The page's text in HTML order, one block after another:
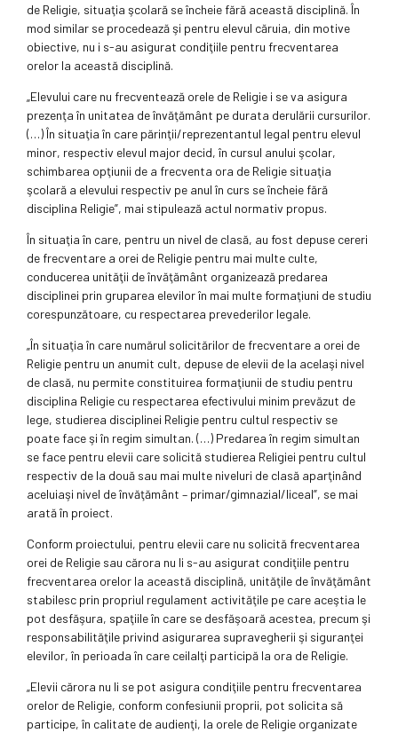
de Religie, situaţia şcolară se încheie fără această disciplină. În
mod similar se procedează şi pentru elevul căruia, din motive
obiective, nu i s-au asigurat condiţiile pentru frecventarea
orelor la această disciplină.
„Elevului care nu frecventează orele de Religie i se va asigura
prezenţa în unitatea de învăţământ pe durata derulării cursurilor.
(…) În situaţia în care părinţii/reprezentantul legal pentru elevul
minor, respectiv elevul major decid, în cursul anului şcolar,
schimbarea opţiunii de a frecventa ora de Religie situaţia
şcolară a elevului respectiv pe anul în curs se încheie fără
disciplina Religie”, mai stipulează actul normativ propus.
În situaţia în care, pentru un nivel de clasă, au fost depuse cereri
de frecventare a orei de Religie pentru mai multe culte,
conducerea unităţii de învăţământ organizează predarea
disciplinei prin gruparea elevilor în mai multe formaţiuni de studiu
corespunzătoare, cu respectarea prevederilor legale.
„În situaţia în care numărul solicitărilor de frecventare a orei de
Religie pentru un anumit cult, depuse de elevii de la acelaşi nivel
de clasă, nu permite constituirea formaţiunii de studiu pentru
disciplina Religie cu respectarea efectivului minim prevăzut de
lege, studierea disciplinei Religie pentru cultul respectiv se
poate face şi în regim simultan. (…) Predarea în regim simultan
se face pentru elevii care solicită studierea Religiei pentru cultul
respectiv de la două sau mai multe niveluri de clasă aparţinând
aceluiaşi nivel de învăţământ – primar/gimnazial/liceal”, se mai
arată în proiect.
Conform proiectului, pentru elevii care nu solicită frecventarea
orei de Religie sau cărora nu li s-au asigurat condiţiile pentru
frecventarea orelor la această disciplină, unităţile de învăţământ
stabilesc prin propriul regulament activităţile pe care aceştia le
pot desfăşura, spaţiile în care se desfăşoară acestea, precum şi
responsabilităţile privind asigurarea supravegherii şi siguranţei
elevilor, în perioada în care ceilalţi participă la ora de Religie.
„Elevii cărora nu li se pot asigura condiţiile pentru frecventarea
orelor de Religie, conform confesiunii proprii, pot solicita să
participe, în calitate de audienţi, la orele de Religie organizate